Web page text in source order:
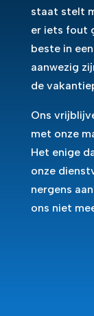
staat stelt
er iets fout
beste in
aanwezig
de
Ons
met onze
Het enige
onze
nergens
ons niet